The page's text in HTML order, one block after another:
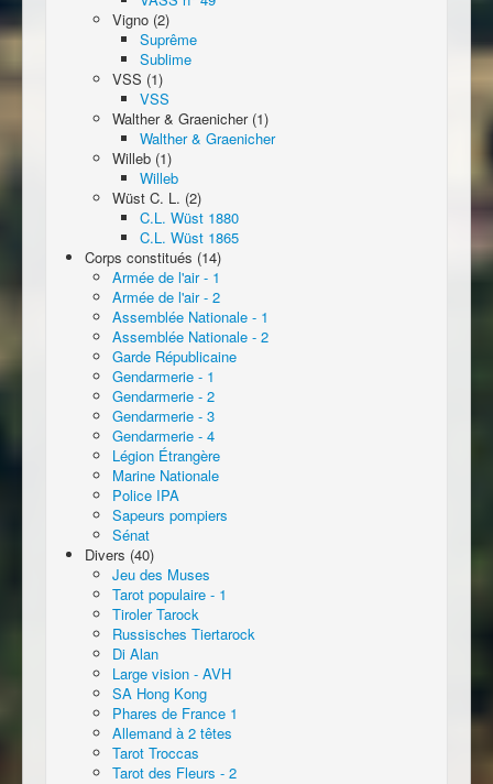
Vigno (2)
Suprême
Sublime
VSS (1)
VSS
Walther & Graenicher (1)
Walther & Graenicher
Willeb (1)
Willeb
Wüst C. L. (2)
C.L. Wüst 1880
C.L. Wüst 1865
Corps constitués (14)
Armée de l'air - 1
Armée de l'air - 2
Assemblée Nationale - 1
Assemblée Nationale - 2
Garde Républicaine
Gendarmerie - 1
Gendarmerie - 2
Gendarmerie - 3
Gendarmerie - 4
Légion Étrangère
Marine Nationale
Police IPA
Sapeurs pompiers
Sénat
Divers (40)
Jeu des Muses
Tarot populaire - 1
Tiroler Tarock
Russisches Tiertarock
Di Alan
Large vision - AVH
SA Hong Kong
Phares de France 1
Allemand à 2 têtes
Tarot Troccas
Tarot des Fleurs - 2